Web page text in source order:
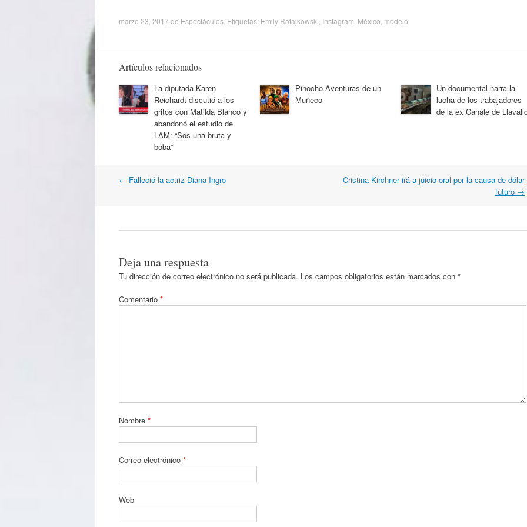
marzo 23, 2017 de Espectáculos . Etiquetas: Emily Ratajkowski Instagram México modelo
Artículos relacionados
La diputada Karen
Reichardt discutió a los
gritos con Matilda Blanco y
abandonó el estudio de
LAM: “Sos una bruta y
boba”
Pinocho Aventuras de un
Muñeco
Un documental narra la
lucha de los trabajadores
de la ex Canale de
Navegación
← Falleció la actriz Diana Ingro
Cristina Kirchner irá a juicio oral por la causa de dólar
futuro →
Deja una respuesta
Tu dirección de correo electrónico no será publicada. Los campos obligatorios están marcados con *
Comentario *
Nombre *
Correo electrónico *
Web